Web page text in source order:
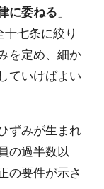
に委ねる 」
七条に絞り
を定め、細か
ていけばよい
ずみが生まれ
の過半数以
の要件が示さ